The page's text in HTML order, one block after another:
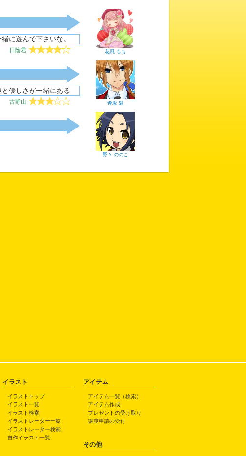
花風 もも
に遊んで下さいな。
日陰君
逢坂 魁
と優しさが一緒にある
古野山
野々 ののこ
イラスト
イラストトップ
イラスト一覧
イラスト検索
イラストレーター一覧
イラストレーター検索
自作イラスト一覧
アイテム
アイテム一覧（検索）
アイテム作成
プレゼントの受け取り
譲渡申請の受付
その他